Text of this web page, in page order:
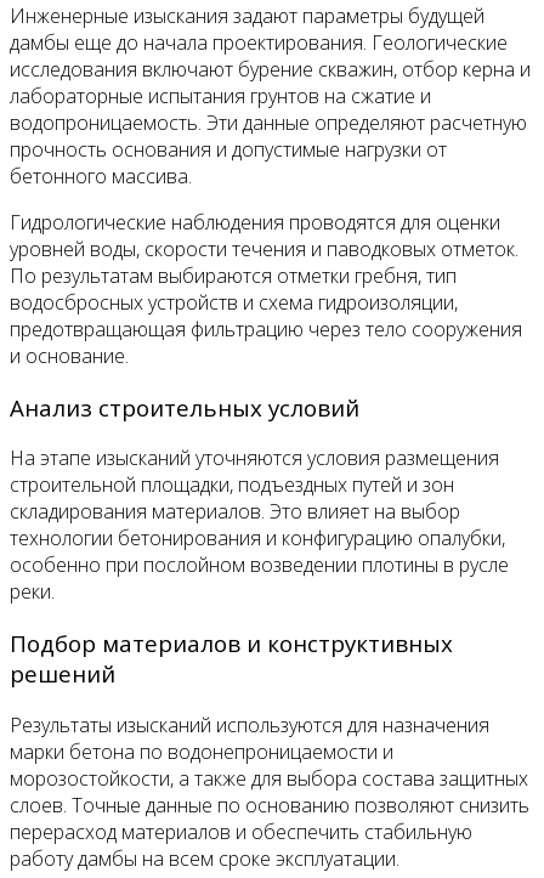
Инженерные изыскания задают параметры будущей
дамбы еще до начала проектирования. Геологические
исследования включают бурение скважин, отбор керна и
лабораторные испытания грунтов на сжатие и
водопроницаемость. Эти данные определяют расчетную
прочность основания и допустимые нагрузки от
бетонного массива.
Гидрологические наблюдения проводятся для оценки
уровней воды, скорости течения и паводковых отметок.
По результатам выбираются отметки гребня, тип
водосбросных устройств и схема гидроизоляции,
предотвращающая фильтрацию через тело сооружения
и основание.
Анализ строительных условий
На этапе изысканий уточняются условия размещения
строительной площадки, подъездных путей и зон
складирования материалов. Это влияет на выбор
технологии бетонирования и конфигурацию опалубки,
особенно при послойном возведении плотины в русле
реки.
Подбор материалов и конструктивных
решений
Результаты изысканий используются для назначения
марки бетона по водонепроницаемости и
морозостойкости, а также для выбора состава защитных
слоев. Точные данные по основанию позволяют снизить
перерасход материалов и обеспечить стабильную
работу дамбы на всем сроке эксплуатации.